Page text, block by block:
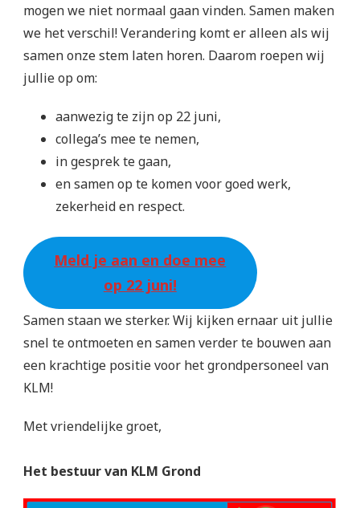
mogen we niet normaal gaan vinden. Samen maken
we het verschil! Verandering komt er alleen als wij
samen onze stem laten horen. Daarom roepen wij
jullie op om:
aanwezig te zijn op 22 juni,
collega’s mee te nemen,
in gesprek te gaan,
en samen op te komen voor goed werk,
zekerheid en respect.
Meld je aan en doe mee
op 22 juni!
Samen staan we sterker. Wij kijken ernaar uit jullie
snel te ontmoeten en samen verder te bouwen aan
een krachtige positie voor het grondpersoneel van
KLM!
Met vriendelijke groet,
Het bestuur van KLM Grond